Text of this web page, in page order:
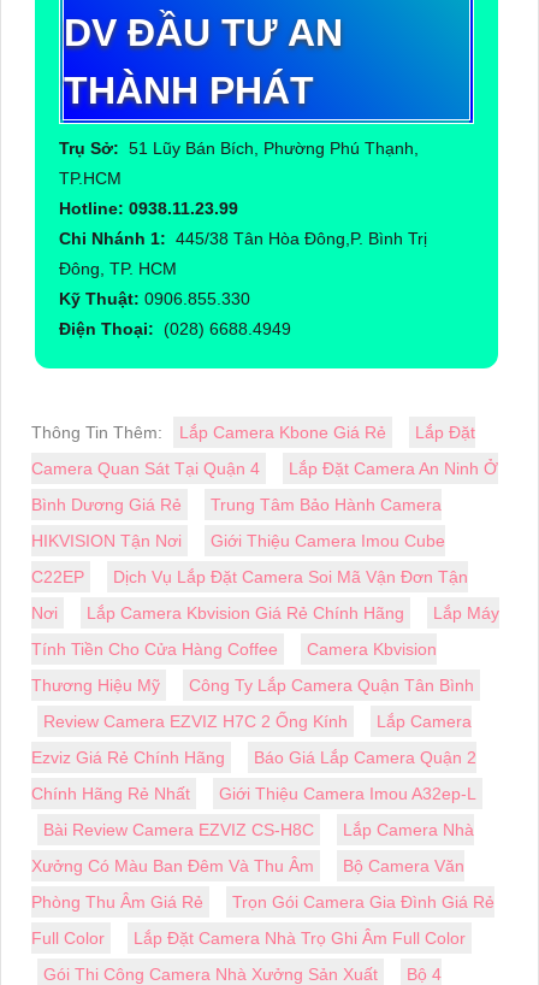
DV ĐẦU TƯ AN
THÀNH PHÁT
Trụ Sở: 51 Lũy Bán Bích, Phường Phú Thạnh,
TP.HCM
Hotline: 0938.11.23.99
Chi Nhánh 1: 445/38 Tân Hòa Đông,P. Bình Trị
Đông, TP. HCM
Kỹ Thuật: 0906.855.330
Điện Thoại: (028) 6688.4949
Thông Tin Thêm: Lắp Camera Kbone Giá Rẻ
Lắp Đặt
Camera Quan Sát Tại Quận 4
Lắp Đặt Camera An Ninh Ở
Bình Dương Giá Rẻ
Trung Tâm Bảo Hành Camera
HIKVISION Tận Nơi
Giới Thiệu Camera Imou Cube
C22EP
Dịch Vụ Lắp Đặt Camera Soi Mã Vận Đơn Tận
Nơi
Lắp Camera Kbvision Giá Rẻ Chính Hãng
Lắp Máy
Tính Tiền Cho Cửa Hàng Coffee
Camera Kbvision
Thương Hiệu Mỹ
Công Ty Lắp Camera Quận Tân Bình
Review Camera EZVIZ H7C 2 Ống Kính
Lắp Camera
Ezviz Giá Rẻ Chính Hãng
Báo Giá Lắp Camera Quận 2
Chính Hãng Rẻ Nhất
Giới Thiệu Camera Imou A32ep-L
Bài Review Camera EZVIZ CS-H8C
Lắp Camera Nhà
Xưởng Có Màu Ban Đêm Và Thu Âm
Bộ Camera Văn
Phòng Thu Âm Giá Rẻ
Trọn Gói Camera Gia Đình Giá Rẻ
Full Color
Lắp Đặt Camera Nhà Trọ Ghi Âm Full Color
Gói Thi Công Camera Nhà Xưởng Sản Xuất
Bộ 4